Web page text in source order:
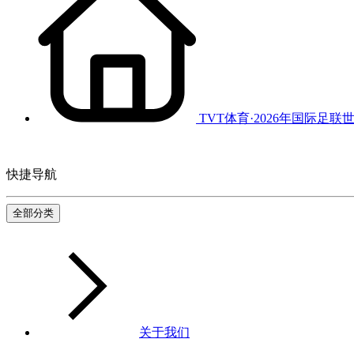
TVT体育·2026年国际足联
快捷导航
全部分类
关于我们